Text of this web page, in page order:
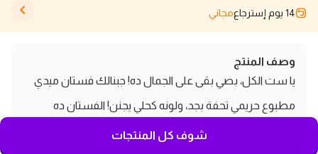
14 يوم إسترجاع مجاني
وصف المنتج
يا ست الكل، بصي بقى على الجمال ده! جبنالك فستان ميدي
مطبوع حريمي تحفة بجد، ولونه كحلي يجنن! الفستان ده
هيخليكي كلاس وفي نفس الوقت فرفوشة، يعني تقدري
شوف كل المنتجات